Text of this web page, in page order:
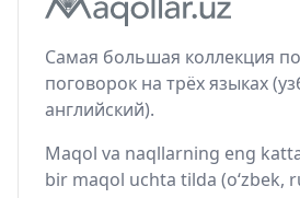
Самая большая коллекция
поговорок на трёх языках
английский).
Maqol va naqllarning eng
bir maqol uchta tilda (o‘zbek,